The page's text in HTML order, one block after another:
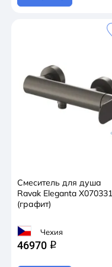
Смеситель для душа
Ravak Eleganta X070331
(графит)
Чехия
46970 q